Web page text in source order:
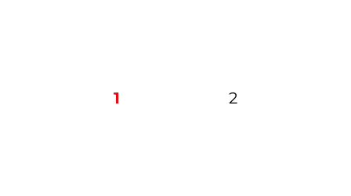
1 2